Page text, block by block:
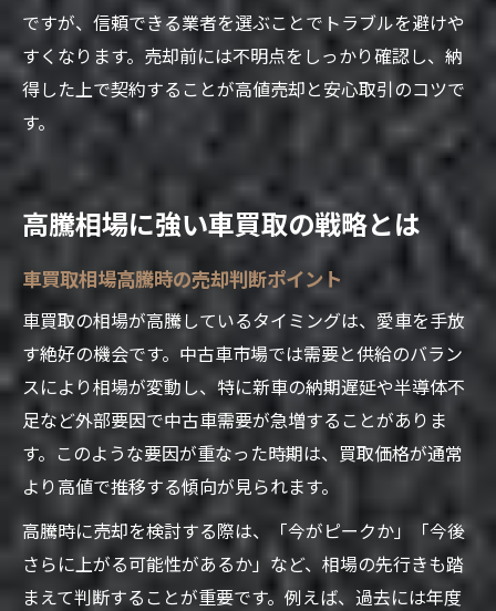
ですが、信頼できる業者を選ぶことでトラブルを避けや
すくなります。売却前には不明点をしっかり確認し、納
得した上で契約することが高値売却と安心取引のコツで
す。
高騰相場に強い車買取の戦略とは
車買取相場高騰時の売却判断ポイント
車買取の相場が高騰しているタイミングは、愛車を手放
す絶好の機会です。中古車市場では需要と供給のバラン
スにより相場が変動し、特に新車の納期遅延や半導体不
足など外部要因で中古車需要が急増することがありま
す。このような要因が重なった時期は、買取価格が通常
より高値で推移する傾向が見られます。
高騰時に売却を検討する際は、「今がピークか」「今後
さらに上がる可能性があるか」など、相場の先行きも踏
まえて判断することが重要です。例えば、過去には年度